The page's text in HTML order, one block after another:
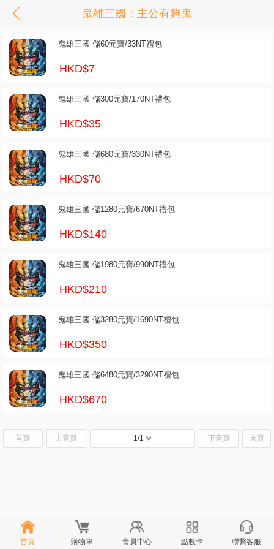
鬼雄三國：主公有夠鬼
鬼雄三國 儲60元寶/33NT禮包
HKD$7
鬼雄三國 儲300元寶/170NT禮包
HKD$35
鬼雄三國 儲680元寶/330NT禮包
HKD$70
鬼雄三國 儲1280元寶/670NT禮包
HKD$140
鬼雄三國 儲1980元寶/990NT禮包
HKD$210
鬼雄三國 儲3280元寶/1690NT禮包
HKD$350
鬼雄三國 儲6480元寶/3290NT禮包
HKD$670
首頁 上壹頁 1/1 下壹頁 末頁
首頁 購物車 會員中心 點數卡 聯繫客服